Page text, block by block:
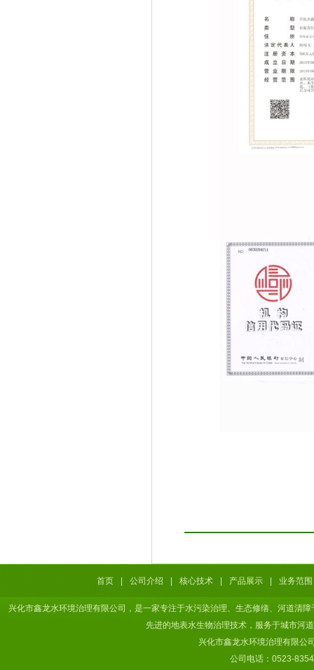
首页 公司介绍 核心技术 产品展示 业务范围
兴化市鑫龙水环境治理有限公司，是一家专注于水污染治理、生态修缮、河道清
先进的地表水生物治理技术，服务于城市河
兴化市鑫龙水环境治理有限公
公司电话：0523-